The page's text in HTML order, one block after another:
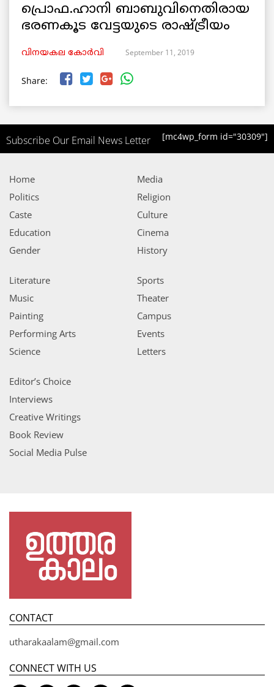
പ്രൊഫ.ഹാനി ബാബുവിനെതിരായ
ഭരണകൂട വേട്ടയുടെ രാഷ്ട്രീയം
വിനയകല കോർവി September 11, 2019
Share:
Subscribe Our Email News Letter [mc4wp_form id="30309"]
Home
Politics
Caste
Education
Gender
Media
Religion
Culture
Cinema
History
Literature
Music
Painting
Performing Arts
Science
Sports
Theater
Campus
Events
Letters
Editor’s Choice
Interviews
Creative Writings
Book Review
Social Media Pulse
CONTACT
utharakaalam@gmail.com
CONNECT WITH US